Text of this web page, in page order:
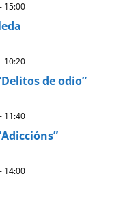
15:00
de odio”
10:20
11:40
14:00